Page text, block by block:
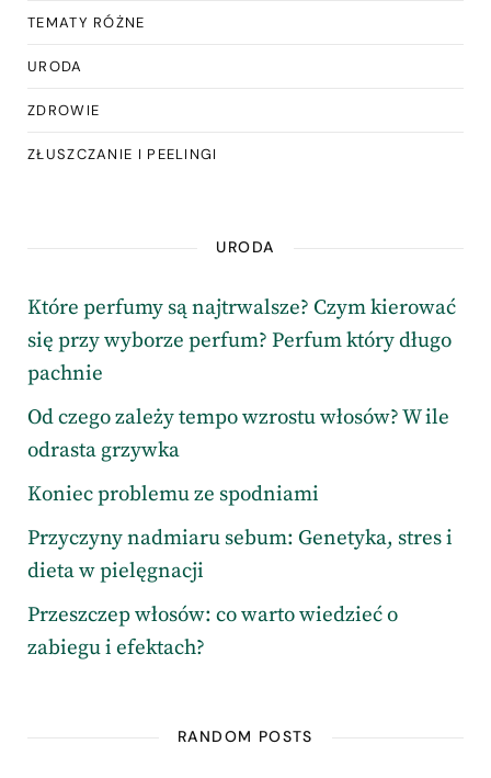
TEMATY RÓŻNE
URODA
ZDROWIE
ZŁUSZCZANIE I PEELINGI
URODA
Które perfumy są najtrwalsze? Czym kierować
się przy wyborze perfum? Perfum który długo
pachnie
Od czego zależy tempo wzrostu włosów? W ile
odrasta grzywka
Koniec problemu ze spodniami
Przyczyny nadmiaru sebum: Genetyka, stres i
dieta w pielęgnacji
Przeszczep włosów: co warto wiedzieć o
zabiegu i efektach?
RANDOM POSTS